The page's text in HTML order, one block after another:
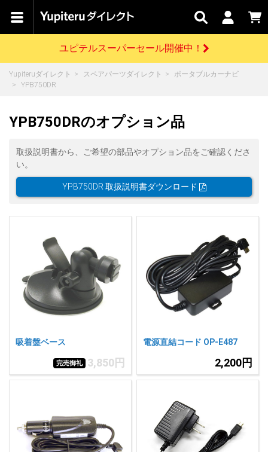
カテゴリで
キャン
ペーン
関連
サービス
お問い
合わせ
はじめての
WEB限定モデル
スペアパーツ
ダイレクト
アイテム一覧 バーチャルストア
人気 カテゴリ
アウトレット
駐車監視機能 標準搭載
大口注文はこちら
GPSデータ更新のお申込はこちら
ユピテル公式サイトはこちら
開催中のキャンペーン
【8/17(月) 7:59ま
scroll
お買い物ガイド
各種ご利用方法はこちら
よくあるご質問
お問い合わせ前のご確認はこちら
お問い合わせ
各種お問い合わせはこちら
ドライブレコーダーを比較して探す
ログインする
会員価格やポイントを利用してご購入頂けます
新規会員登録をする
ユピテルスーパーセール開催中！
Yupiteruダイレクト スペアパーツダイレクト
ポータブルカーナビ
YPB750DR
YPB750DRのオプション品
取扱説明書から、ご希望の部品やオプション品をご確認くださ
い。
YPB750DR 取扱説明書ダウンロード
吸着盤ベース
完売御礼 3,850円
電源直結コード OP-E487
2,200円